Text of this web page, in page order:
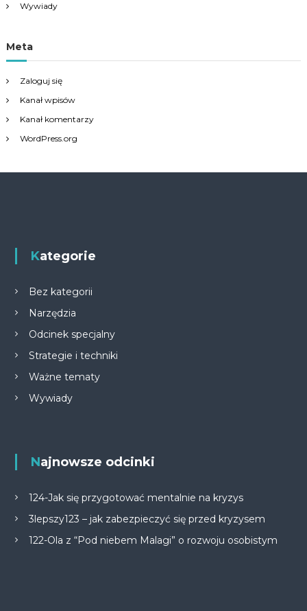
Wywiady
Meta
Zaloguj się
Kanał wpisów
Kanał komentarzy
WordPress.org
Kategorie
Bez kategorii
Narzędzia
Odcinek specjalny
Strategie i techniki
Ważne tematy
Wywiady
Najnowsze odcinki
124-Jak się przygotować mentalnie na kryzys
3lepszy123 – jak zabezpieczyć się przed kryzysem
122-Ola z “Pod niebem Malagi” o rozwoju osobistym